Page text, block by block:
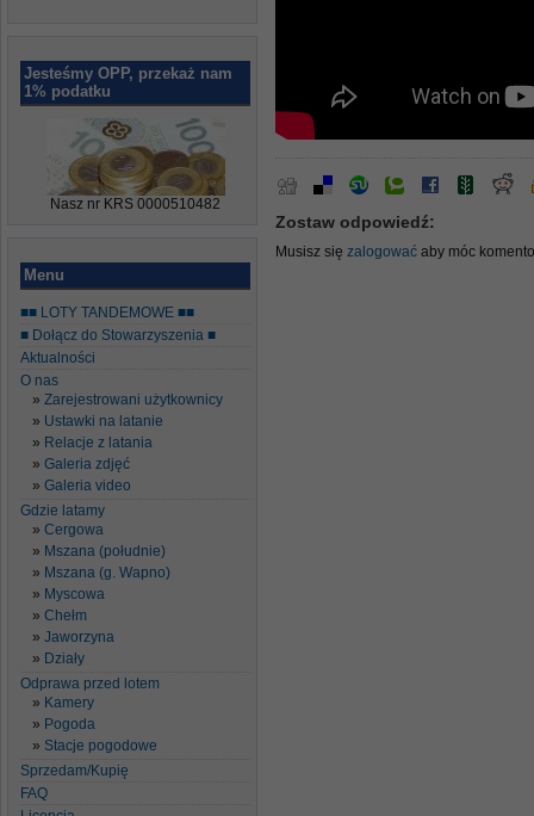
Jesteśmy OPP, przekaż nam
1% podatku
Nasz nr KRS 0000510482
Menu
■■ LOTY TANDEMOWE ■■
■ Dołącz do Stowarzyszenia ■
Aktualności
O nas
Zarejestrowani użytkownicy
Ustawki na latanie
Relacje z latania
Galeria zdjęć
Galeria video
Gdzie latamy
Cergowa
Mszana (południe)
Mszana (g. Wapno)
Myscowa
Chełm
Jaworzyna
Działy
Odprawa przed lotem
Kamery
Pogoda
Stacje pogodowe
Sprzedam/Kupię
FAQ
Zostaw odpowiedź:
Musisz się zalogować aby móc